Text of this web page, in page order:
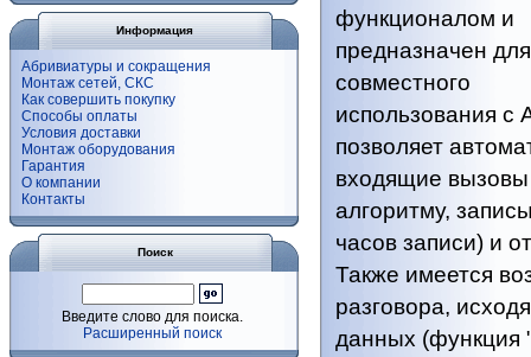
Информация
Абривиатуры и сокращения
Монтаж сетей, СКС
Как совершить покупку
Способы оплаты
Условия доставки
Монтаж оборудования
Гарантия
О компании
Контакты
Поиск
Введите слово для поиска.
Расширенный поиск
функционалом и
предназначен для
совместного
использования
позволяет
входящие
алгоритму,
часов записи) и
Также имеется
разговора,
данных (функция